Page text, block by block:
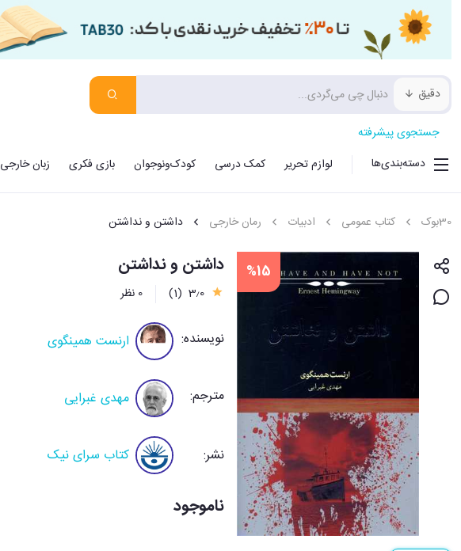
دقیق
جستجوی پیشرفته
دسته‌بندی‌ها
لوازم تحریر کمک درسی کودک‌ونوجوان بازی فکری زبان خارجی
30بوک کتاب عمومی ادبیات رمان خارجی داشتن و نداشتن
%15 داشتن و نداشتن
3٫0 (1) 0 نظر
نویسنده: ارنست همینگوی
مترجم: مهدی غبرایی
نشر: کتاب سرای نیک
ناموجود